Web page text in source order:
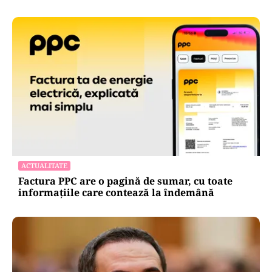
ACTUALITATE
Factura PPC are o pagină de sumar, cu toate
informațiile care contează la îndemână